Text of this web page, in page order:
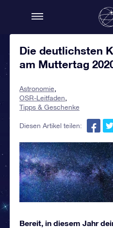
Die deutlichsten
am Muttertag
Astronomie
OSR-Leitfaden
Tipps & Geschenke
Diesen Artikel teilen:
Bereit, in diesem Jahr